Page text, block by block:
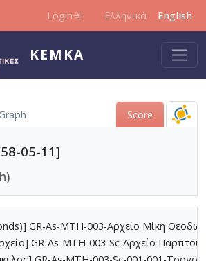
Login Ελληνικά English
KEMKA
Graph Score
05-11]
GR-As-MTH-003-Αρχείο Μίκη
GR-As-MTH-003-Sc-Αρχείο